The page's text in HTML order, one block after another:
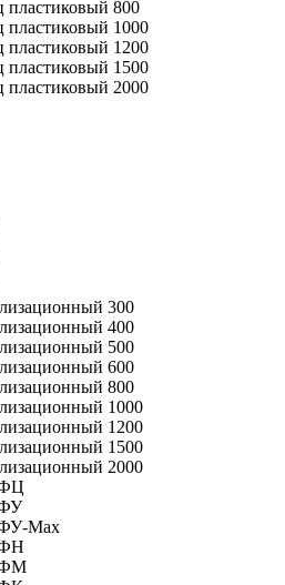
пластиковый 800
пластиковый 1000
пластиковый 1200
пластиковый 1500
пластиковый 2000
300
400
500
600
800
1000
1200
1500
2000
ФЦ
ФУ-Мах
ФН
ФМ